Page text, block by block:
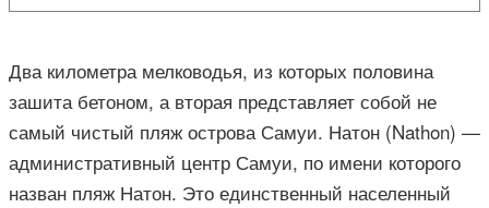
Два километра мелководья, из которых половина
зашита бетоном, а вторая представляет собой не
самый чистый пляж острова Самуи. Натон (Nathon) —
административный центр Самуи, по имени которого
назван пляж Натон. Это единственный населенный